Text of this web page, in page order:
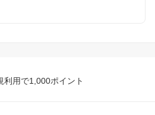
利用で1,000ポイント